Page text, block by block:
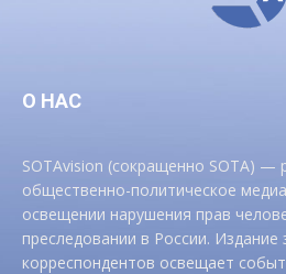
О НАС
SOTAvision (сокращенно SOTA) —
общественно-политическое
освещении нарушения прав
преследовании в России. Издание
корреспондентов освещает